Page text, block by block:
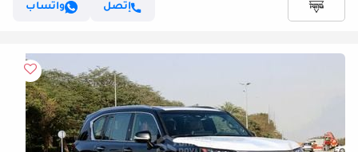
إتصل
واتساب